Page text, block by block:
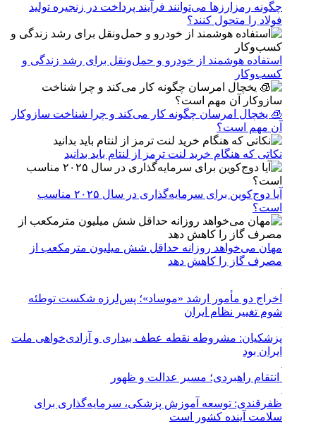
چگونه رمزارزها می‌توانند فرآیند پرداخت در زنجیره تولید
فولاد را متحول کنند؟
استفاده هوشمند از خودرو و حمل‌ونقل برای رشد زندگی و
کسب‌وکار
🧊 یخچال امرسان چگونه کار می‌کند و چرا شناخت سازوکار
آن مهم است؟
نکاتی که هنگام خرید لنت ترمز از لنتام باید بدانید
آیا دوج‌کوین برای سرمایه‌گذاری در سال ۲۰۲۵ مناسب
است؟
مهان می‌خواهد روزانه حداقل شش میلیون مترمکعب از
مصرف گاز را کاهش دهد
اخراج دو مأمور ارشد «موساد»؛ پس‌لرزه شکست توطئه
شوم تغییر نظام ایران
پزشکیان: مشروطه نقطه عطف بیداری و آزادی‌خواهی ملت
ایران بود
انتقام راهبردی؛ مسیر عدالت و ظهور
ظفرقندی: توسعه آموزش پزشکی، سرمایه‌گذاری برای
سلامت آینده کشور است